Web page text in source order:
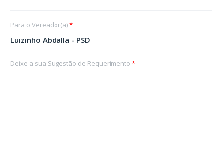
Para o Vereador(a)*
Deixe a sua Sugestão de Requerimento *